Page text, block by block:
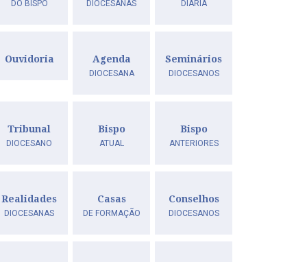
DO BISPO DIOCESANAS DIÁRIA
Ouvidoria Agenda
DIOCESANA
Seminários
DIOCESANOS
Tribunal
DIOCESANO
Bispo
ATUAL
Bispo
ANTERIORES
Realidades
DIOCESANAS
Casas
DE FORMAÇÃO
Conselhos
DIOCESANOS